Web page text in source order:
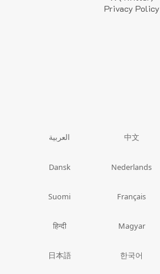
Privacy Policy
العربية 中文
Dansk Nederlands
Suomi Français
हिन्दी Magyar
日本語 한국어